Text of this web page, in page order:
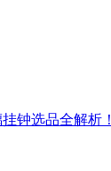
钟选品全解析！